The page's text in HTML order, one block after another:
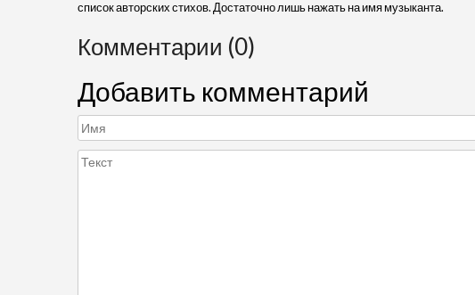
список авторских стихов. Достаточно лишь нажать на имя музыканта.
Комментарии (0)
Добавить комментарий